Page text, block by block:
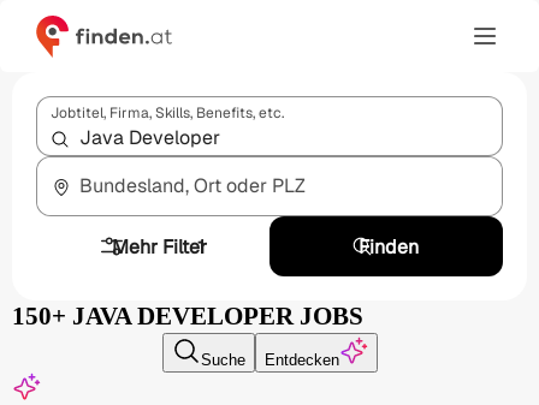
Jobtitel, Firma, Skills, Benefits, etc.
Bundesland, Ort oder PLZ
Mehr Filter
1 Finden
150+ JAVA DEVELOPER JOBS
Suche Entdecken